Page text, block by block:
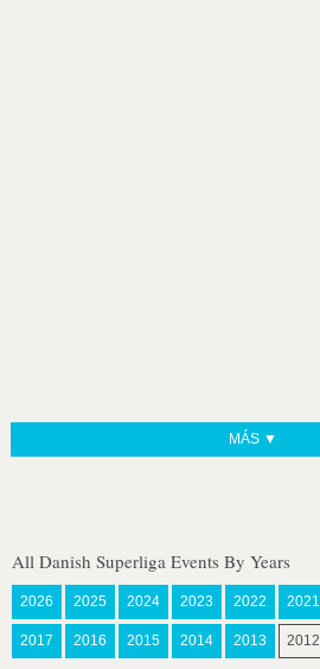
MÁS ▼
All Danish Superliga Events By Years
2026 2025 2024 2023 2022 2021
2017 2016 2015 2014 2013 2012